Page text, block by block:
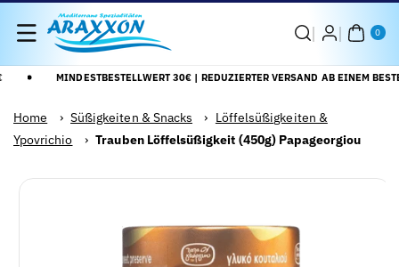
Direkt Zum
Inhalt
0
AR
TIK
MINDESTBESTELLWERT 30€ | REDUZIERTER VERSAND AB EINEM
Home › Süßigkeiten & Snacks › Löffelsüßigkeiten &
Ypovrichio
› Trauben Löffelsüßigkeit (450g) Papageorgiou